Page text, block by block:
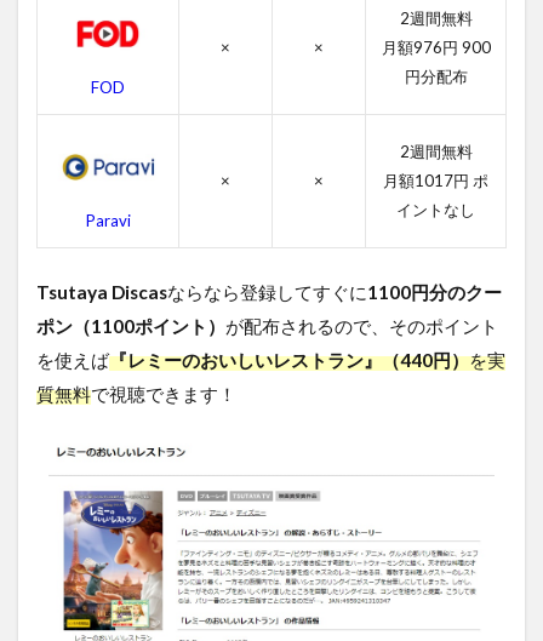
レ
ト
ラ
作
情
報
4.1
レミ
ーの
しい
レス
トラ
ンの
感想
4.2
レミ
ーの
FOD
× ×
2週間無料
月額976円 900
円分配布
Paravi
× ×
2週間無料
月額1017円 ポ
イントなし
Tsutaya Discasならなら登録してすぐに1100円分のクー
ポン（1100ポイント） が配布されるので、そのポイント
を使えば『レミーのおいしいレストラン』（440円）を実
質無料で視聴できます！